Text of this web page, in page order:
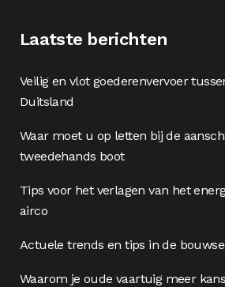
Laatste berichten
Veilig en vlot goederenvervoer
Duitsland
Waar moet u op letten bij de
tweedehands boot
Tips voor het verlagen van het
airco
Actuele trends en tips in de
Waarom je oude vaartuig meer